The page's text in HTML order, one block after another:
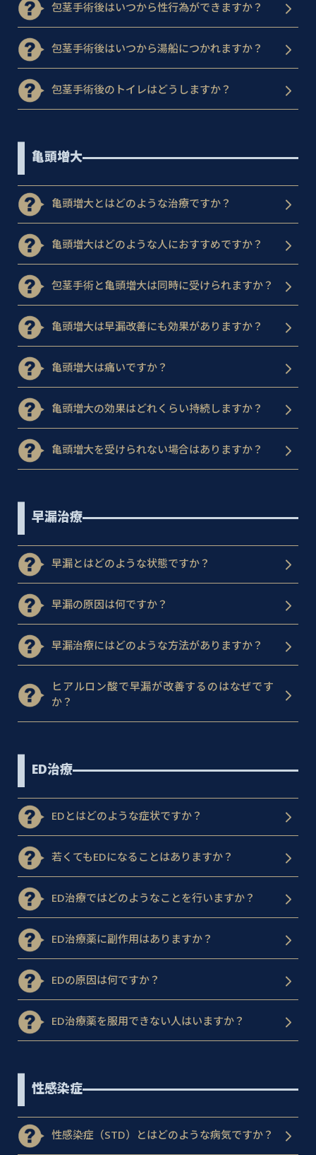
包茎手術後はいつから性行為ができますか？
包茎手術後はいつから湯船につかれますか？
包茎手術後のトイレはどうしますか？
亀頭増大
亀頭増大とはどのような治療ですか？
亀頭増大はどのような人におすすめですか？
包茎手術と亀頭増大は同時に受けられますか？
亀頭増大は早漏改善にも効果がありますか？
亀頭増大は痛いですか？
亀頭増大の効果はどれくらい持続しますか？
亀頭増大を受けられない場合はありますか？
早漏治療
早漏とはどのような状態ですか？
早漏の原因は何ですか？
早漏治療にはどのような方法がありますか？
ヒアルロン酸で早漏が改善するのはなぜです
か？
ED治療
EDとはどのような症状ですか？
若くてもEDになることはありますか？
ED治療ではどのようなことを行いますか？
ED治療薬に副作用はありますか？
EDの原因は何ですか？
ED治療薬を服用できない人はいますか？
性感染症
性感染症（STD）とはどのような病気ですか？